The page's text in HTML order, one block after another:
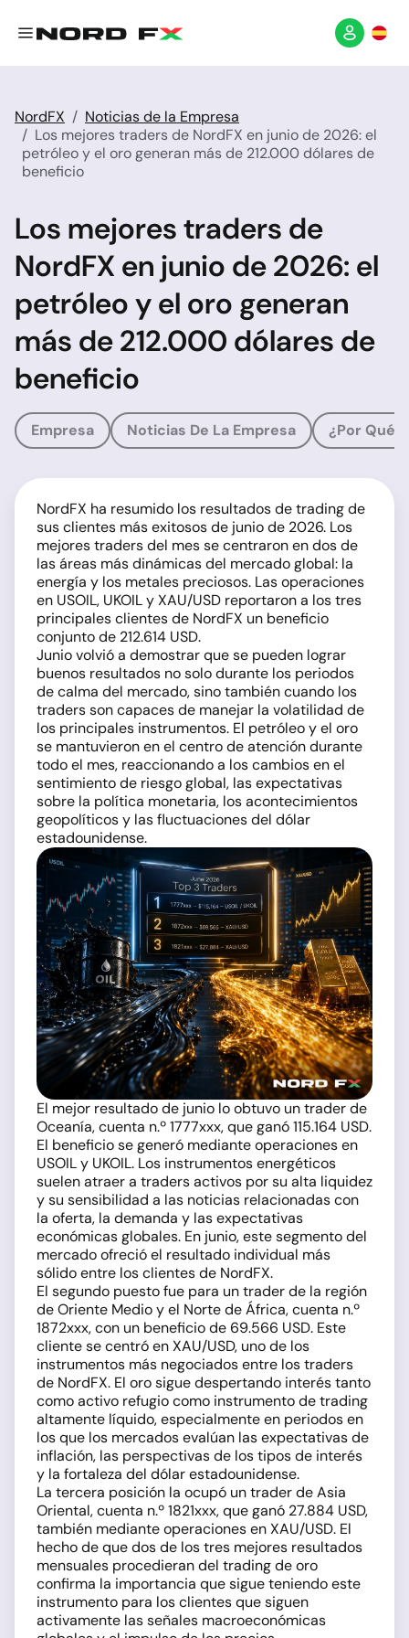
NordFX
Noticias de la Empresa
Los mejores traders de NordFX en junio de 2026: el
petróleo y el oro generan más de 212.000 dólares de
beneficio
Los mejores traders de
NordFX en junio de 2026: el
petróleo y el oro generan
más de 212.000 dólares de
beneficio
Empresa Noticias De La Empresa ¿Por Qué
NordFX ha resumido los resultados de trading de
sus clientes más exitosos de junio de 2026. Los
mejores traders del mes se centraron en dos de
las áreas más dinámicas del mercado global: la
energía y los metales preciosos. Las operaciones
en USOIL, UKOIL y XAU/USD reportaron a los tres
principales clientes de NordFX un beneficio
conjunto de 212.614 USD.
Junio volvió a demostrar que se pueden lograr
buenos resultados no solo durante los periodos
de calma del mercado, sino también cuando los
traders son capaces de manejar la volatilidad de
los principales instrumentos. El petróleo y el oro
se mantuvieron en el centro de atención durante
todo el mes, reaccionando a los cambios en el
sentimiento de riesgo global, las expectativas
sobre la política monetaria, los acontecimientos
geopolíticos y las fluctuaciones del dólar
estadounidense.
El mejor resultado de junio lo obtuvo un trader de
Oceanía, cuenta n.º 1777xxx, que ganó 115.164 USD.
El beneficio se generó mediante operaciones en
USOIL y UKOIL. Los instrumentos energéticos
suelen atraer a traders activos por su alta liquidez
y su sensibilidad a las noticias relacionadas con
la oferta, la demanda y las expectativas
económicas globales. En junio, este segmento del
mercado ofreció el resultado individual más
sólido entre los clientes de NordFX.
El segundo puesto fue para un trader de la región
de Oriente Medio y el Norte de África, cuenta n.º
1872xxx, con un beneficio de 69.566 USD. Este
cliente se centró en XAU/USD, uno de los
instrumentos más negociados entre los traders
de NordFX. El oro sigue despertando interés tanto
como activo refugio como instrumento de trading
altamente líquido, especialmente en periodos en
los que los mercados evalúan las expectativas de
inflación, las perspectivas de los tipos de interés
y la fortaleza del dólar estadounidense.
La tercera posición la ocupó un trader de Asia
Oriental, cuenta n.º 1821xxx, que ganó 27.884 USD,
también mediante operaciones en XAU/USD. El
hecho de que dos de los tres mejores resultados
mensuales procedieran del trading de oro
confirma la importancia que sigue teniendo este
instrumento para los clientes que siguen
activamente las señales macroeconómicas